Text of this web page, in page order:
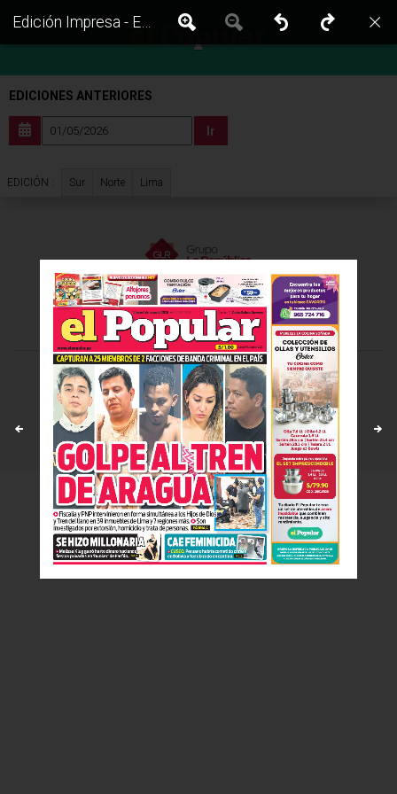
EDICIONES ANTERIORES
Ir
EDICIÓN : Sur Norte Lima
Edición Impresa - El Popular | Sur - Viernes 01 de Mayo del 2026
VISITA LAS EDICIONES IMPRESAS DE:
©Todos los derechos reservados -2026
Políticas y estandares Contáctenos